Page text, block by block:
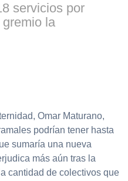
servicios por
la
Omar Maturano,
podrían tener hasta
sumaría una nueva
más aún tras la
cantidad de colectivos que